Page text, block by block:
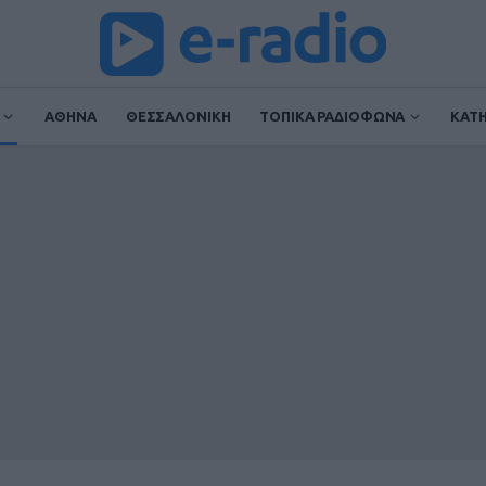
ΑΘΗΝΑ ΘΕΣΣΑΛΟΝΙΚΗ ΤΟΠΙΚΑ ΡΑΔΙΟΦΩΝΑ